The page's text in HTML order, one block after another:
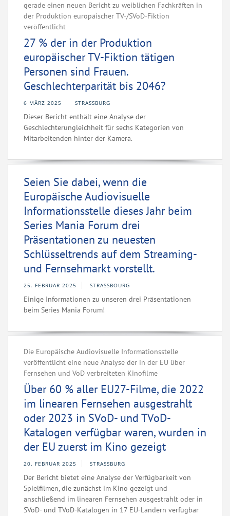
gerade einen neuen Bericht zu weiblichen Fachkräften in
der Produktion europäischer TV-/SVoD-Fiktion
veröffentlicht
27 % der in der Produktion
europäischer TV-Fiktion tätigen
Personen sind Frauen.
Geschlechterparität bis 2046?
6 MÄRZ 2025 STRASSBURG
Dieser Bericht enthält eine Analyse der
Geschlechterungleichheit für sechs Kategorien von
Mitarbeitenden hinter der Kamera.
Seien Sie dabei, wenn die
Europäische Audiovisuelle
Informationsstelle dieses Jahr beim
Series Mania Forum drei
Präsentationen zu neuesten
Schlüsseltrends auf dem Streaming-
und Fernsehmarkt vorstellt.
25. FEBRUAR 2025 STRASSBOURG
Einige Informationen zu unseren drei Präsentationen
beim Series Mania Forum!
Die Europäische Audiovisuelle Informationsstelle
veröffentlicht eine neue Analyse der in der EU über
Fernsehen und VoD verbreiteten Kinofilme
Über 60 % aller EU27-Filme, die 2022
im linearen Fernsehen ausgestrahlt
oder 2023 in SVoD- und TVoD-
Katalogen verfügbar waren, wurden in
der EU zuerst im Kino gezeigt
20. FEBRUAR 2025 STRASSBURG
Der Bericht bietet eine Analyse der Verfügbarkeit von
Spielfilmen, die zunächst im Kino gezeigt und
anschließend im linearen Fernsehen ausgestrahlt oder in
SVoD- und TVoD-Katalogen in 17 EU-Ländern verfügbar